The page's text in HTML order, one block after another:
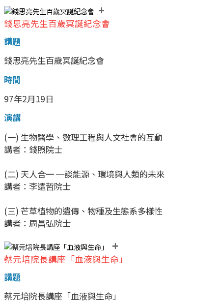
+
錢思亮先生百歲冥誕紀念會
講題
錢思亮先生百歲冥誕紀念會
時間
97年2月19日
演講
(一) 生物醫學、數理工程與人文社會的互動
講者：錢煦院士
(二) 天人合一 ─談能源、環境與人類的未來
講者：李遠哲院士
(三) 芒草植物的遺傳、物種及生態系多樣性
講者：周昌弘院士
+
蔡元培院長講座「血液與生命」
講題
蔡元培院長講座「血液與生命」